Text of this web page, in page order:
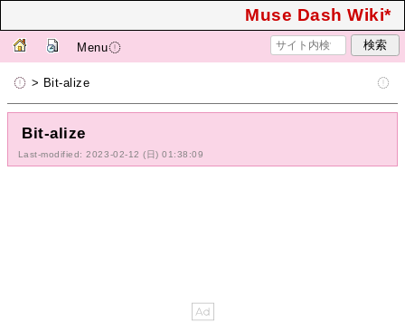
Muse Dash Wiki*
Menu
> Bit-alize
Bit-alize
Last-modified: 2023-02-12 (日) 01:38:09